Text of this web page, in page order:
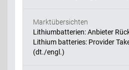
Marktübersichten
Lithiumbatterien: Anbieter
Lithium batteries: Provider
(dt./engl.)